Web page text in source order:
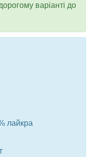
варіанті до
лайкра